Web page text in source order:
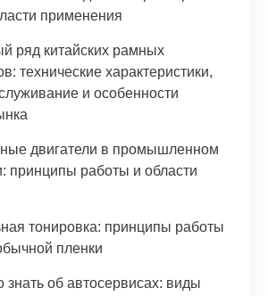
применения
ряд китайских рамных
технические характеристики,
и особенности
двигатели в промышленном
принципы работы и области
тонировка: принципы работы
пленки
знать об автосервисах: виды